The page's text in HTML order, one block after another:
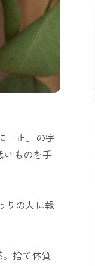
「正」の字
ものを手
りの人に報
捨て体質